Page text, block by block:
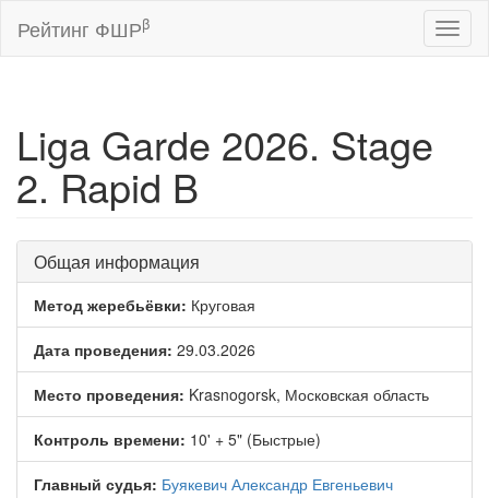
Рейтинг ФШРβ
Liga Garde 2026. Stage
2. Rapid B
Общая информация
Метод жеребьёвки: Круговая
Дата проведения: 29.03.2026
Место проведения: Krasnogorsk, Московская область
Контроль времени: 10' + 5" (Быстрые)
Главный судья: Буякевич Александр Евгеньевич